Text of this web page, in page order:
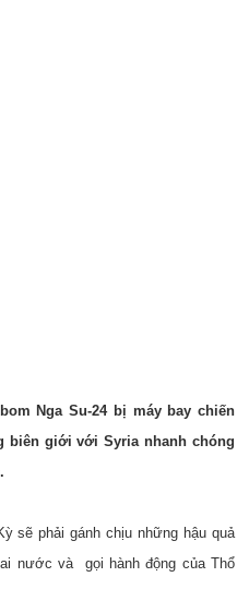
Nga Su-24 bị máy bay chiến
biên giới với Syria nhanh chóng
sẽ phải gánh chịu những hậu quả
nước và gọi hành động của Thổ